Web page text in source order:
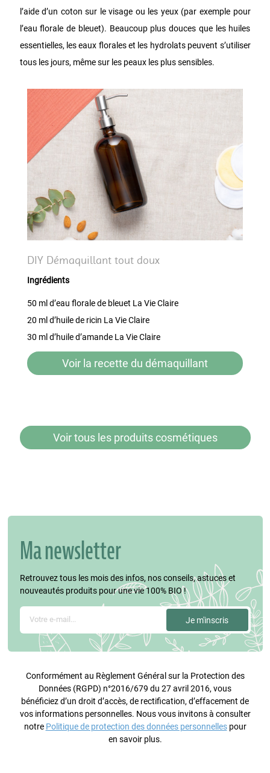
l’aide d’un coton sur le visage ou les yeux (par exemple pour
l’eau florale de bleuet). Beaucoup plus douces que les huiles
essentielles, les eaux florales et les hydrolats peuvent s’utiliser
tous les jours, même sur les peaux les plus sensibles.
DIY Démaquillant tout doux
Ingrédients
50 ml d’eau florale de bleuet La Vie Claire
20 ml d’huile de ricin La Vie Claire
30 ml d’huile d’amande La Vie Claire
Voir la recette du démaquillant
Voir tous les produits cosmétiques
Ma newsletter
Retrouvez tous les mois des infos, nos conseils, astuces et
nouveautés produits pour une vie 100% BIO !
Conformément au Règlement Général sur la Protection des
Données (RGPD) n°2016/679 du 27 avril 2016, vous
bénéficiez d’un droit d’accès, de rectification, d’effacement de
vos informations personnelles. Nous vous invitons à consulter
notre Politique de protection des données personnellespour
en savoir plus.